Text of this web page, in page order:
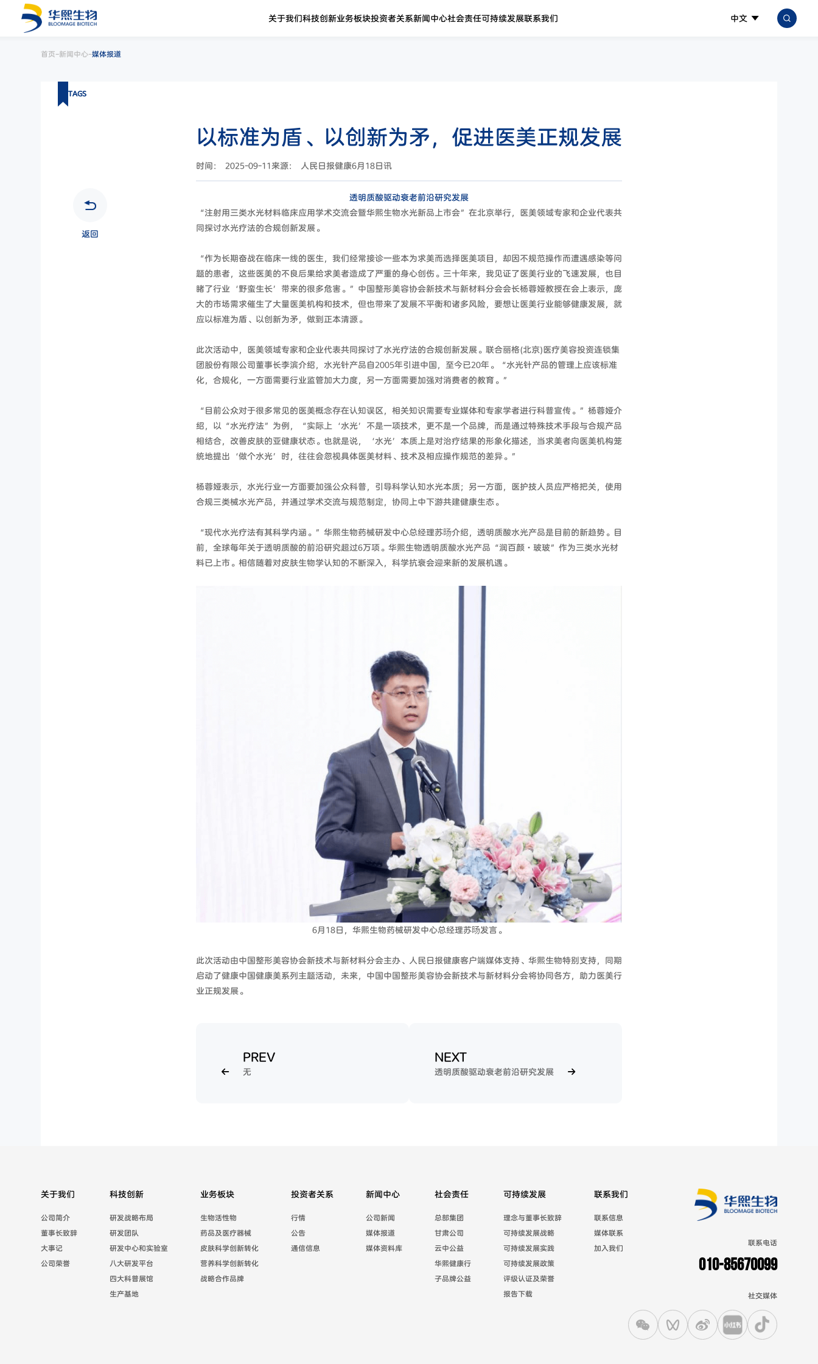
关于我们科技创新业务板块投资者关系新闻中心社会责任可持续发展联系我们 中文
首页-新闻中心-媒体报道
TAGS
返回
以标准为盾、以创新为矛，促进医美正规发展
时间： 2025-09-11来源： 人民日报健康6月18日讯
透明质酸驱动衰老前沿研究发展
“注射用三类水光材料临床应用学术交流会暨华熙生物水光新品上市会”在北京举行，医美领域专家和企业代表共
同探讨水光疗法的合规创新发展。
“作为长期奋战在临床一线的医生，我们经常接诊一些本为求美而选择医美项目，却因不规范操作而遭遇感染等问
题的患者，这些医美的不良后果给求美者造成了严重的身心创伤。三十年来，我见证了医美行业的飞速发展，也目
睹了行业‘野蛮生长’带来的很多危害。”中国整形美容协会新技术与新材料分会会长杨蓉娅教授在会上表示，庞
大的市场需求催生了大量医美机构和技术，但也带来了发展不平衡和诸多风险，要想让医美行业能够健康发展，就
应以标准为盾、以创新为矛，做到正本清源。
此次活动中，医美领域专家和企业代表共同探讨了水光疗法的合规创新发展。联合丽格(北京)医疗美容投资连锁集
团股份有限公司董事长李滨介绍，水光针产品自2005年引进中国，至今已20年。“水光针产品的管理上应该标准
化，合规化，一方面需要行业监管加大力度，另一方面需要加强对消费者的教育。”
“目前公众对于很多常见的医美概念存在认知误区，相关知识需要专业媒体和专家学者进行科普宣传。”杨蓉娅介
绍，以“水光疗法”为例，“实际上‘水光’不是一项技术，更不是一个品牌，而是通过特殊技术手段与合规产品
相结合，改善皮肤的亚健康状态。也就是说，‘水光’本质上是对治疗结果的形象化描述，当求美者向医美机构笼
统地提出‘做个水光’时，往往会忽视具体医美材料、技术及相应操作规范的差异。”
杨蓉娅表示，水光行业一方面要加强公众科普，引导科学认知水光本质；另一方面，医护技人员应严格把关，使用
合规三类械水光产品，并通过学术交流与规范制定，协同上中下游共建健康生态。
“现代水光疗法有其科学内涵。”华熙生物药械研发中心总经理苏旸介绍，透明质酸水光产品是目前的新趋势。目
前，全球每年关于透明质酸的前沿研究超过6万项。华熙生物透明质酸水光产品“润百颜·玻玻”作为三类水光材
料已上市。相信随着对皮肤生物学认知的不断深入，科学抗衰会迎来新的发展机遇。
6月18日，华熙生物药械研发中心总经理苏旸发言。
此次活动由中国整形美容协会新技术与新材料分会主办、人民日报健康客户端媒体支持、华熙生物特别支持，同期
启动了健康中国健康美系列主题活动，未来，中国中国整形美容协会新技术与新材料分会将协同各方，助力医美行
业正规发展。
PREV
无
NEXT
透明质酸驱动衰老前沿研究发展
关于我们
公司简介
董事长致辞
大事记
公司荣誉
科技创新
研发战略布局
研发团队
研发中心和实验室
八大研发平台
四大科普展馆
生产基地
业务板块
生物活性物
药品及医疗器械
皮肤科学创新转化
营养科学创新转化
战略合作品牌
投资者关系
行情
公告
通信信息
新闻中心
公司新闻
媒体报道
媒体资料库
社会责任
总部集团
甘肃公司
云中公益
华熙健康行
子品牌公益
可持续发展
理念与董事长致辞
可持续发展战略
可持续发展实践
可持续发展政策
评级认证及荣誉
报告下载
联系我们
联系信息
媒体联系
加入我们
联系电话
010-85670099
社交媒体